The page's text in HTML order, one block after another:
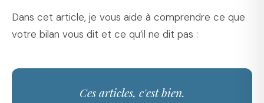
Dans cet article, je vous aide à comprendre ce que
votre bilan vous dit et ce qu’il ne dit pas :
Ces articles, c'est bien.